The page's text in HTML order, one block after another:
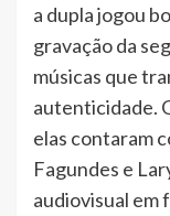
a dupla jogou
gravação da
músicas que
autenticidade.
elas contaram
Fagundes e
audiovisual em